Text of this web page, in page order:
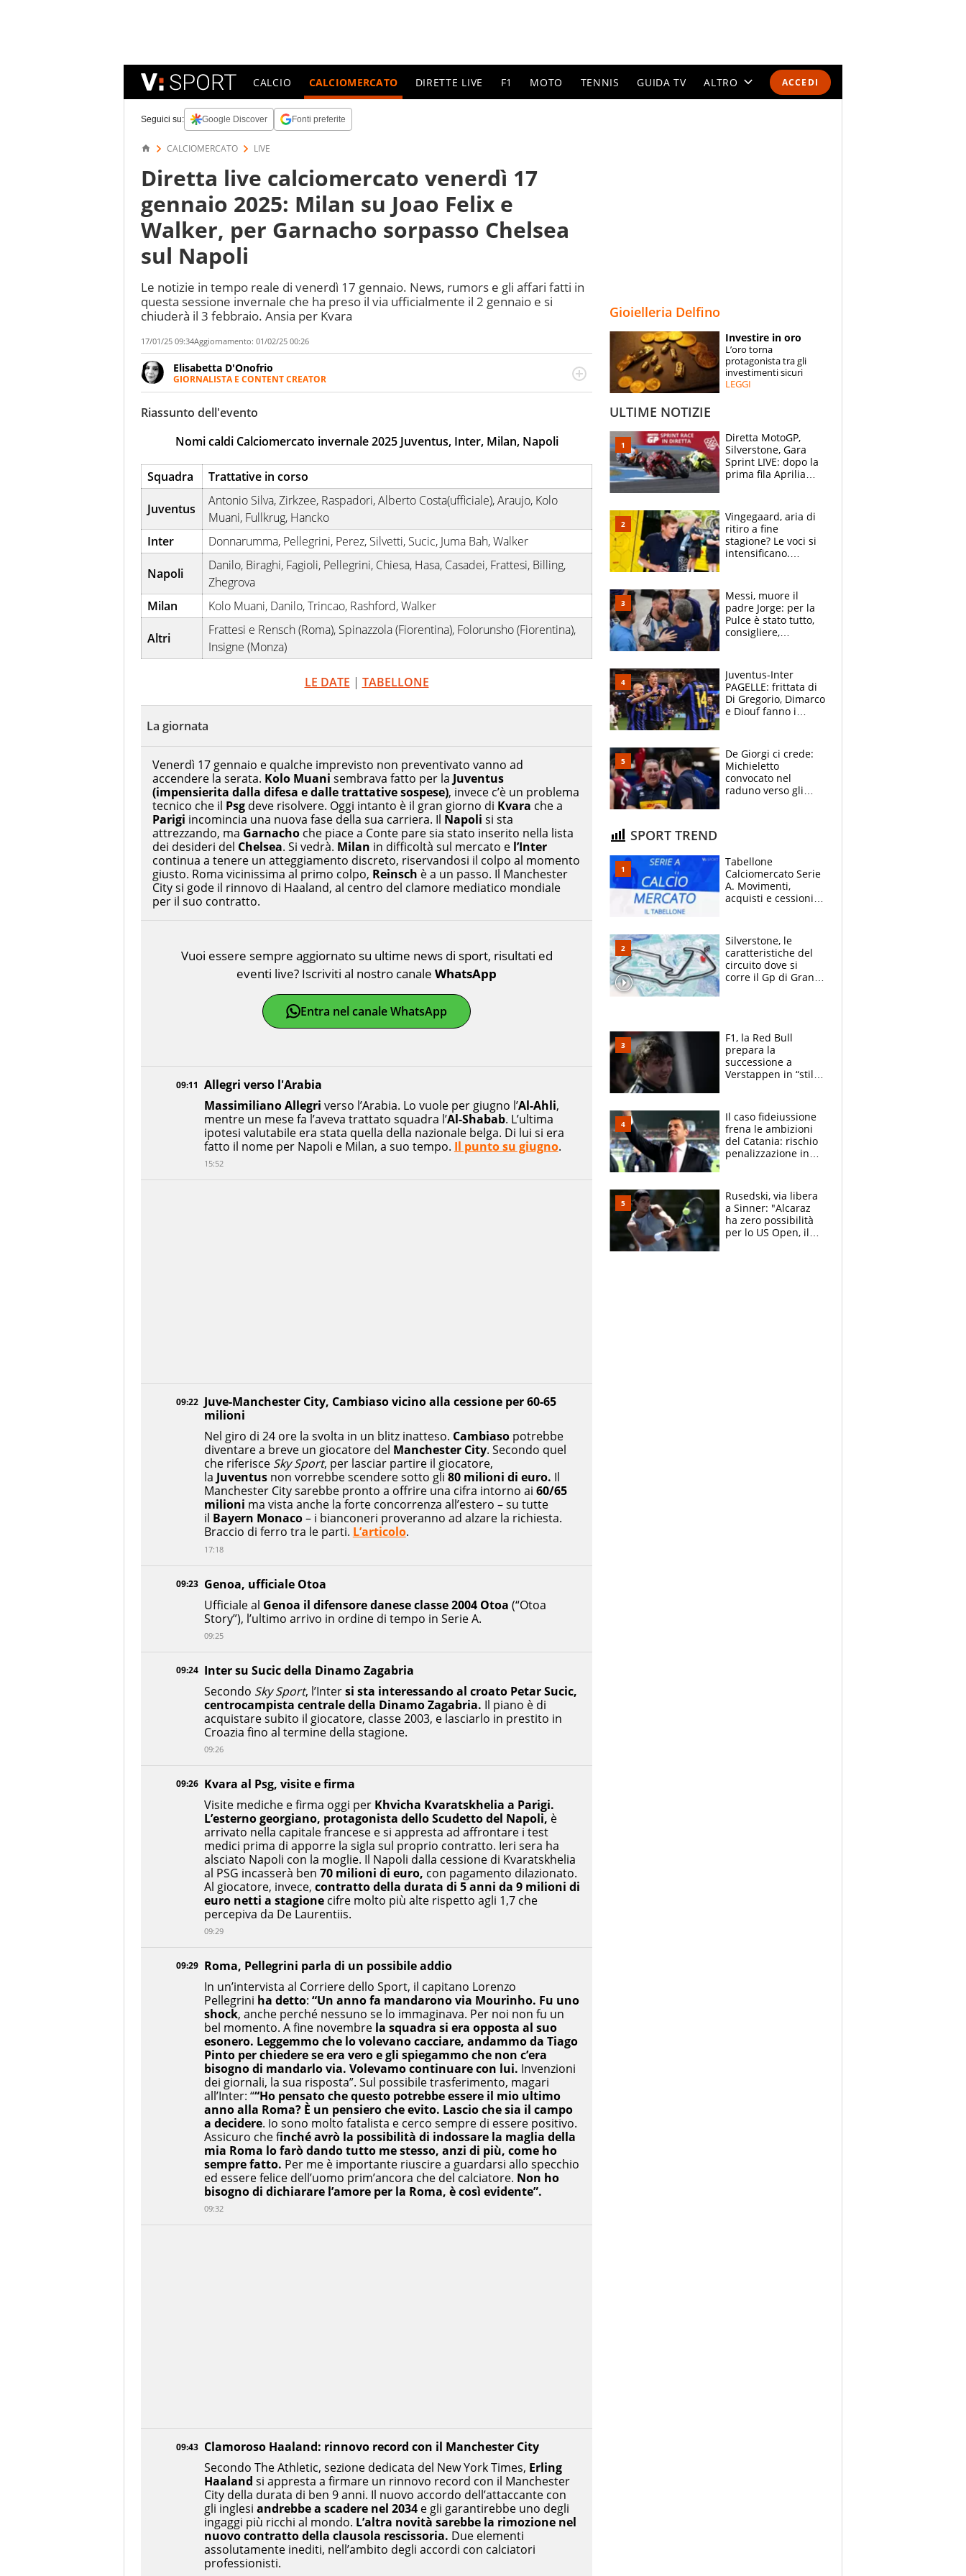
ACCEDI
CALCIO CALCIOMERCATO DIRETTE LIVE F1 MOTO TENNIS GUIDA TV ALTRO
SPECIALI
ESPERTI
Seguici su: Google Discover Fonti preferite
CALCIOMERCATO LIVE
Diretta live calciomercato venerdì 17
gennaio 2025: Milan su Joao Felix e
Walker, per Garnacho sorpasso Chelsea
sul Napoli
Le notizie in tempo reale di venerdì 17 gennaio. News, rumors e gli affari fatti in
questa sessione invernale che ha preso il via ufficialmente il 2 gennaio e si
chiuderà il 3 febbraio. Ansia per Kvara
17/01/25 09:34Aggiornamento: 01/02/25 00:26
Elisabetta D'Onofrio
GIORNALISTA E CONTENT CREATOR
Giornalista professionista dal 2007, scrive per curiosità personale e necessità:
soprattutto di calcio, di sport e dei suoi protagonisti, concedendosi innocenti evasioni
nell'ambito della creazione di format. Un tempo ala destra, oggi si sente a suo agio nel
Riassunto dell'evento
Nomi caldi Calciomercato invernale 2025 Juventus, Inter, Milan, Napoli
Squadra Trattative in corso
Juventus
Antonio Silva, Zirkzee, Raspadori, Alberto Costa(ufficiale), Araujo, Kolo
Muani, Fullkrug, Hancko
Inter
Donnarumma, Pellegrini, Perez, Silvetti, Sucic, Juma Bah, Walker
Napoli
Danilo, Biraghi, Fagioli, Pellegrini, Chiesa, Hasa, Casadei, Frattesi, Billing,
Zhegrova
Milan
Kolo Muani, Danilo, Trincao, Rashford, Walker
Altri
Frattesi e Rensch (Roma), Spinazzola (Fiorentina), Folorunsho (Fiorentina),
Insigne (Monza)
LE DATE | TABELLONE
La giornata
Venerdì 17 gennaio e qualche imprevisto non preventivato vanno ad
accendere la serata. Kolo Muani sembrava fatto per la Juventus
(impensierita dalla difesa e dalle trattative sospese), invece c’è un problema
tecnico che il Psg deve risolvere. Oggi intanto è il gran giorno di Kvara che a
Parigi incomincia una nuova fase della sua carriera. Il Napoli si sta
attrezzando, ma Garnacho che piace a Conte pare sia stato inserito nella lista
dei desideri del Chelsea. Si vedrà. Milan in difficoltà sul mercato e l’Inter
continua a tenere un atteggiamento discreto, riservandosi il colpo al momento
giusto. Roma vicinissima al primo colpo, Reinsch è a un passo. Il Manchester
City si gode il rinnovo di Haaland, al centro del clamore mediatico mondiale
per il suo contratto.
09:43 Clamoroso Haaland: rinnovo record con il Manchester City
Secondo The Athletic, sezione dedicata del New York Times, Erling
Haaland si appresta a firmare un rinnovo record con il Manchester
City della durata di ben 9 anni. Il nuovo accordo dell’attaccante con
gli inglesi andrebbe a scadere nel 2034e gli garantirebbe uno degli
ingaggi più ricchi al mondo. L’altra novità sarebbe la rimozione nel
nuovo contratto della clausola rescissoria. Due elementi
assolutamente inediti, nell’ambito degli accordi con calciatori
professionisti.
09:29 Roma, Pellegrini parla di un possibile addio
In un’intervista al Corriere dello Sport, il capitano Lorenzo
Pellegrini ha detto: “Un anno fa mandarono via Mourinho. Fu uno
shock, anche perché nessuno se lo immaginava. Per noi non fu un
bel momento. A fine novembre la squadra si era opposta al suo
esonero. Leggemmo che lo volevano cacciare, andammo da Tiago
Pinto per chiedere se era vero e gli spiegammo che non c’era
bisogno di mandarlo via. Volevamo continuare con lui. Invenzioni
dei giornali, la sua risposta”. Sul possibile trasferimento, magari
all’Inter: ““Ho pensato che questo potrebbe essere il mio ultimo
anno alla Roma? È un pensiero che evito. Lascio che sia il campo
a decidere. Io sono molto fatalista e cerco sempre di essere positivo.
Assicuro che finché avrò la possibilità di indossare la maglia della
mia Roma lo farò dando tutto me stesso, anzi di più, come ho
sempre fatto. Per me è importante riuscire a guardarsi allo specchio
ed essere felice dell’uomo prim’ancora che del calciatore. Non ho
bisogno di dichiarare l’amore per la Roma, è così evidente”.
09:32
09:26 Kvara al Psg, visite e firma
Visite mediche e firma oggi per Khvicha Kvaratskhelia a Parigi.
L’esterno georgiano, protagonista dello Scudetto del Napoli, è
arrivato nella capitale francese e si appresta ad affrontare i test
medici prima di apporre la sigla sul proprio contratto. Ieri sera ha
alsciato Napoli con la moglie. Il Napoli dalla cessione di Kvaratskhelia
al PSG incasserà ben 70 milioni di euro, con pagamento dilazionato.
Al giocatore, invece, contratto della durata di 5 anni da 9 milioni di
euro netti a stagionecifre molto più alte rispetto agli 1,7 che
percepiva da De Laurentiis.
09:29
09:24 Inter su Sucic della Dinamo Zagabria
Secondo Sky Sport, l’Intersi sta interessando al croato Petar Sucic,
centrocampista centrale della Dinamo Zagabria. Il piano è di
acquistare subito il giocatore, classe 2003, e lasciarlo in prestito in
Croazia fino al termine della stagione.
09:26
09:23 Genoa, ufficiale Otoa
Ufficiale al Genoa il difensore danese classe 2004 Otoa (“Otoa
Story”), l’ultimo arrivo in ordine di tempo in Serie A.
09:25
09:22 Juve-Manchester City, Cambiaso vicino alla cessione per 60-65
milioni
Nel giro di 24 ore la svolta in un blitz inatteso. Cambiasopotrebbe
diventare a breve un giocatore del Manchester City. Secondo quel
che riferisce Sky Sport, per lasciar partire il giocatore,
la Juventus non vorrebbe scendere sotto gli 80 milioni di euro. Il
Manchester City sarebbe pronto a offrire una cifra intorno ai 60/65
milioni ma vista anche la forte concorrenza all’estero – su tutte
il Bayern Monaco– i bianconeri proveranno ad alzare la richiesta.
Braccio di ferro tra le parti. L’articolo.
17:18
09:11 Allegri verso l'Arabia
Massimiliano Allegri verso l’Arabia. Lo vuole per giugno l’Al-Ahli,
mentre un mese fa l’aveva trattato squadra l’Al-Shabab. L’ultima
ipotesi valutabile era stata quella della nazionale belga. Di lui si era
fatto il nome per Napoli e Milan, a suo tempo. Il punto su giugno.
15:52
Vuoi essere sempre aggiornato su ultime news di sport, risultati ed
eventi live? Iscriviti al nostro canale WhatsApp
Entra nel canale WhatsApp
Gioielleria Delfino
Investire in oro
L’oro torna
protagonista tra gli
investimenti sicuri
LEGGI
ULTIME NOTIZIE
Diretta MotoGP,
Silverstone, Gara
Sprint LIVE: dopo la
prima fila Aprilia
Vingegaard, aria di
ritiro a fine
stagione? Le voci si
intensificano.
vuole la Roubaix
Messi, muore il
padre Jorge: per la
Pulce è stato tutto,
consigliere,
Juventus-Inter
PAGELLE: frittata di
Di Gregorio, Dimarco
e Diouf fanno i
scompare, Kolo fa
sperare
De Giorgi ci crede:
Michieletto
convocato nel
raduno verso gli
SPORT TREND
Tabellone
Calciomercato Serie
A. Movimenti,
acquisti e cessioni:
Silverstone, le
caratteristiche del
circuito dove si
corre il Gp di Gran
F1, la Red Bull
prepara la
successione a
Verstappen in “stile
attacco all’Italia
Il caso fideiussione
frena le ambizioni
del Catania: rischio
penalizzazione in
Rusedski, via libera
a Sinner: "Alcaraz
ha zero possibilità
per lo US Open, il